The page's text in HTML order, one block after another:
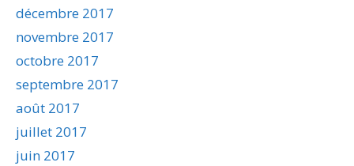
décembre 2017
novembre 2017
octobre 2017
septembre 2017
août 2017
juillet 2017
juin 2017